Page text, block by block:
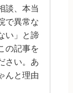
談、本当
で異常な
い」と諦
の記事を
さい。あ
んと理由